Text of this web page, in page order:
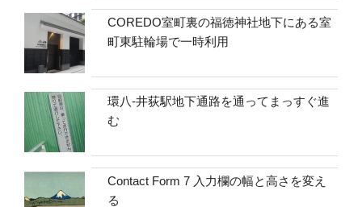
COREDO室町裏の福徳神社地下にある室
町東駐輪場で一時利用
環八-井荻駅地下通路を通ってまっすぐ進
む
Contact Form 7 入力欄の幅と高さを変え
る